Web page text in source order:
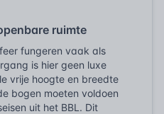
ruimte
fungeren vaak als
is hier geen luxe
vrije hoogte en breedte
bogen moeten voldoen
uit het BBL. Dit